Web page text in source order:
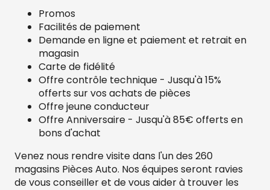
Promos
Facilités de paiement
Demande en ligne et paiement et retrait en
magasin
Carte de fidélité
Offre contrôle technique - Jusqu'à 15%
offerts sur vos achats de pièces
Offre jeune conducteur
Offre Anniversaire - Jusqu'à 85€ offerts en
bons d'achat
Venez nous rendre visite dans l'un des 260
magasins Pièces Auto. Nos équipes seront ravies
de vous conseiller et de vous aider à trouver les